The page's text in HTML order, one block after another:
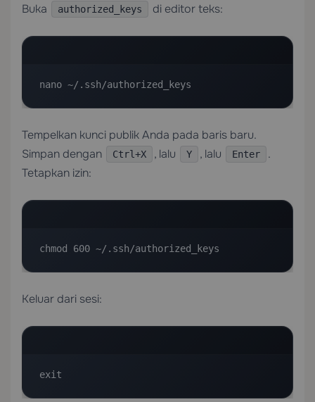
Buka authorized_keys di editor teks:
nano ~/.ssh/authorized_keys
Tempelkan kunci publik Anda pada baris baru.
Simpan dengan
Ctrl+X , lalu Y , lalu Enter
.
Tetapkan izin:
chmod 600 ~/.ssh/authorized_keys
Keluar dari sesi:
exit